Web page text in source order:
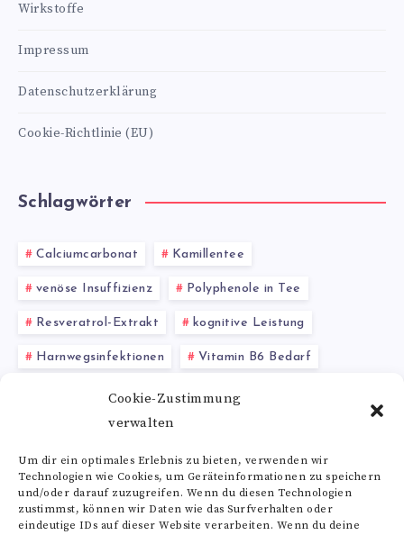
Cookie-Zustimmung
verwalten
Um dir ein optimales Erlebnis zu bieten, verwenden wir
Technologien wie Cookies, um Geräteinformationen zu speichern
und/oder darauf zuzugreifen. Wenn du diesen Technologien
zustimmst, können wir Daten wie das Surfverhalten oder
eindeutige IDs auf dieser Website verarbeiten. Wenn du deine
Wirkstoffe
Impressum
Datenschutzerklärung
Cookie-Richtlinie (EU)
Schlagwörter
Calciumcarbonat Kamillentee
venöse Insuffizienz Polyphenole in Tee
Resveratrol-Extrakt kognitive Leistung
Harnwegsinfektionen Vitamin B6 Bedarf
Quercetin kaufen
Hydroxyprolin Nahrungsergänzung
Alle Schlagwörter